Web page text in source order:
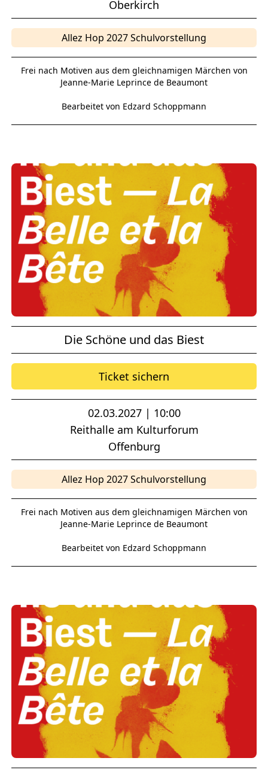
Oberkirch
Allez Hop 2027 Schulvorstellung
Frei nach Motiven aus dem gleichnamigen Märchen von
Jeanne-Marie Leprince de Beaumont
Bearbeitet von Edzard Schoppmann
Die Schöne und das Biest
Ticket sichern
02.03.2027 | 10:00
Reithalle am Kulturforum
Offenburg
Allez Hop 2027 Schulvorstellung
Frei nach Motiven aus dem gleichnamigen Märchen von
Jeanne-Marie Leprince de Beaumont
Bearbeitet von Edzard Schoppmann